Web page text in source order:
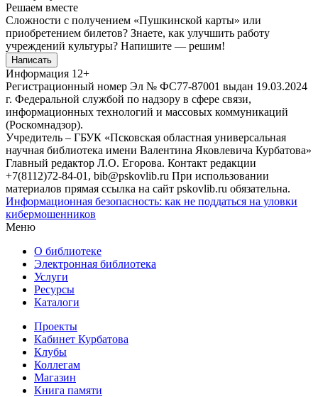
Решаем вместе
Сложности с получением «Пушкинской карты» или
приобретением билетов? Знаете, как улучшить работу
учреждений культуры? Напишите — решим!
Написать
Информация 12+
Регистрационный номер Эл № ФС77-87001 выдан 19.03.2024
г. Федеральной службой по надзору в сфере связи,
информационных технологий и массовых коммуникаций
(Роскомнадзор).
Учредитель – ГБУК «Псковская областная универсальная
научная библиотека имени Валентина Яковлевича Курбатова»
Главный редактор Л.О. Егорова. Контакт редакции
+7(8112)72-84-01, bib@pskovlib.ru При использовании
материалов прямая ссылка на сайт pskovlib.ru обязательна.
Информационная безопасность: как не поддаться на уловки
кибермошенников
Меню
О библиотеке
Электронная библиотека
Услуги
Ресурсы
Каталоги
Проекты
Кабинет Курбатова
Клубы
Коллегам
Магазин
Книга памяти